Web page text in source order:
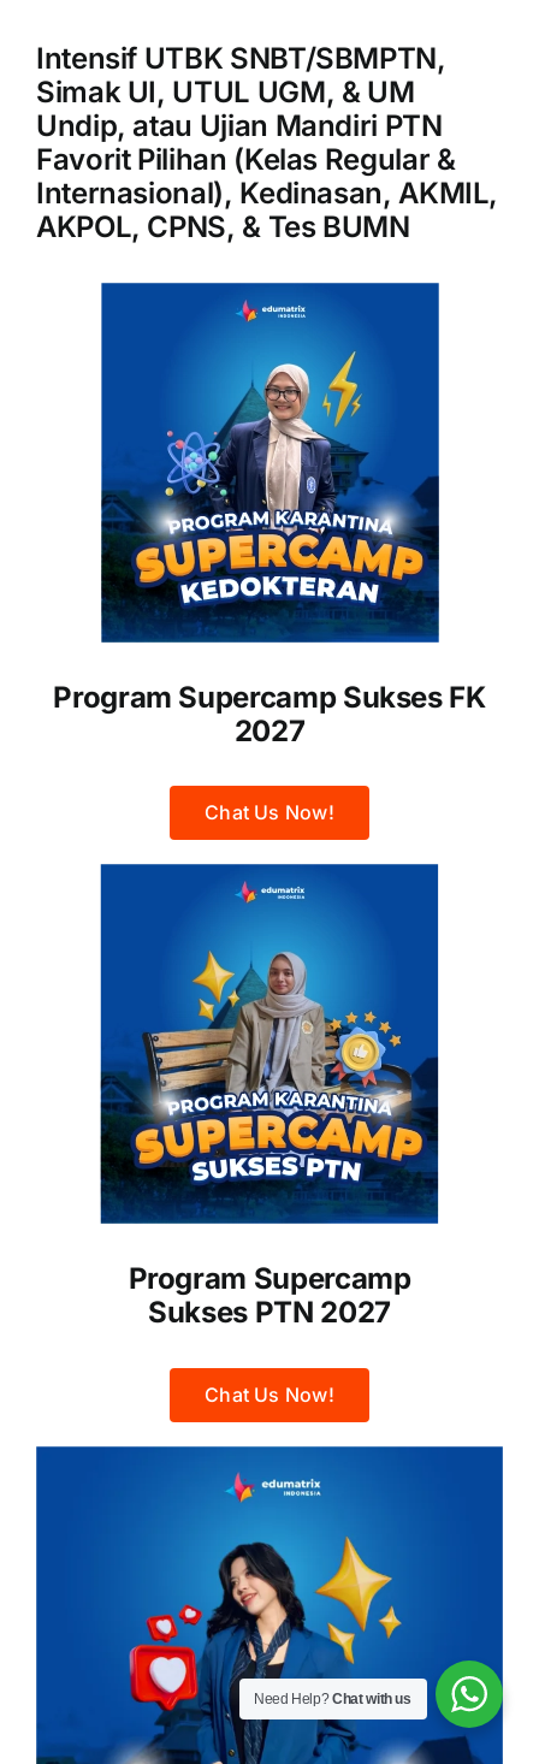
Intensif UTBK SNBT/SBMPTN,
Simak UI, UTUL UGM, & UM
Undip, atau Ujian Mandiri PTN
Favorit Pilihan (Kelas Regular &
Internasional), Kedinasan, AKMIL,
AKPOL, CPNS, & Tes BUMN
Program Supercamp Sukses FK
2027
Chat Us Now!
Program Supercamp
Sukses PTN 2027
Chat Us Now!
Need Help?Chat with us